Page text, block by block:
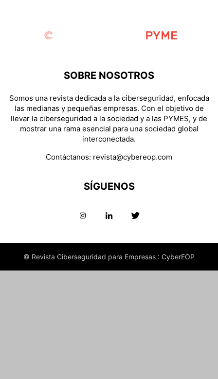
SOBRE NOSOTROS
Somos una revista dedicada a la ciberseguridad, enfocada
las medianas y pequeñas empresas. Con el objetivo de
llevar la ciberseguridad a la sociedad y a las PYMES, y de
mostrar una rama esencial para una sociedad global
interconectada.
Contáctanos: revista@cybereop.com
SÍGUENOS
© Revista Ciberseguridad para Empresas : CyberEOP